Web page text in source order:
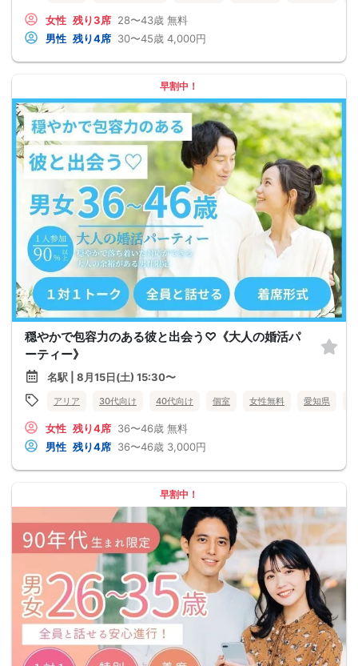
女性 残り3席 28〜43歳 無料
男性 残り4席 30〜45歳 4,000円
早割中！
穏やかで包容力のある彼と出会う♡《大人の婚活パ
ーティー》
名駅 | 8月15日(土) 15:30〜
アリア 30代向け 40代向け 個室 女性無料 愛知県
女性 残り4席 36〜46歳 無料
男性 残り4席 36〜46歳 3,000円
早割中！